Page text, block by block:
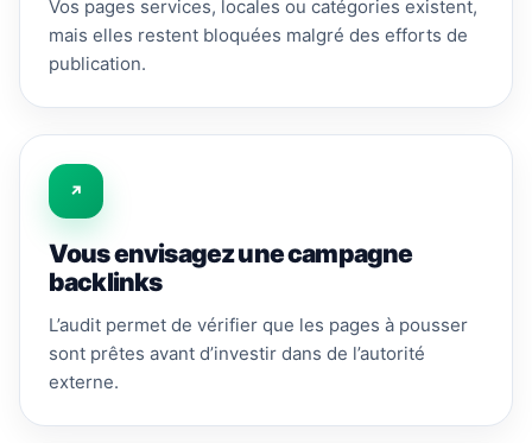
Vos pages services, locales ou catégories existent,
mais elles restent bloquées malgré des efforts de
publication.
↗
Vous envisagez une campagne
backlinks
L’audit permet de vérifier que les pages à pousser
sont prêtes avant d’investir dans de l’autorité
externe.